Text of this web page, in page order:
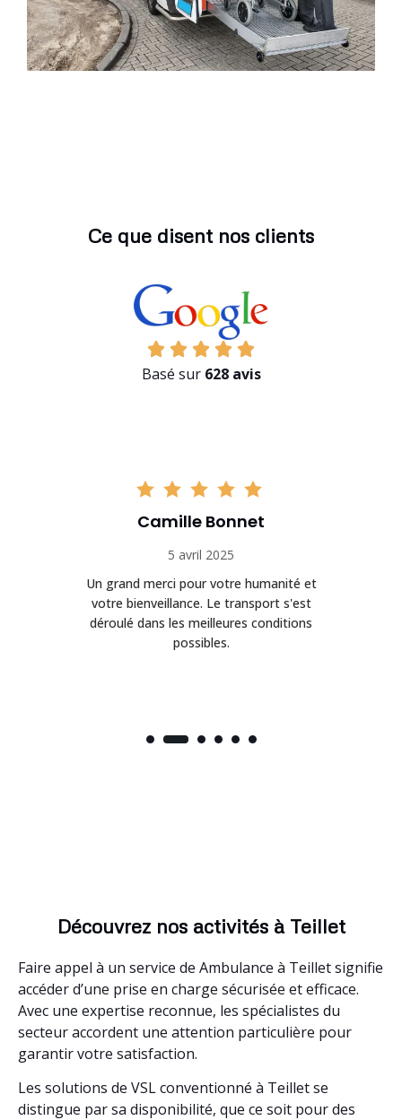
Ce que disent nos clients
Basé sur 628 avis
Camille Bonnet
5 avril 2025
Un grand merci pour votre humanité et
votre bienveillance. Le transport s'est
déroulé dans les meilleures conditions
possibles.
Découvrez nos activités à Teillet
Faire appel à un service de Ambulance à Teillet signifie
accéder d’une prise en charge sécurisée et efficace.
Avec une expertise reconnue, les spécialistes du
secteur accordent une attention particulière pour
garantir votre satisfaction.
Les solutions de VSL conventionné à Teillet se
distingue par sa disponibilité, que ce soit pour des